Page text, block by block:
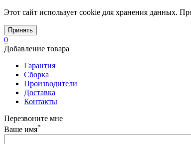
Этот сайт использует cookie для хранения данных.
Принять
0
Добавление товара
Гарантия
Сборка
Производители
Доставка
Контакты
Перезвоните мне
Ваше имя*